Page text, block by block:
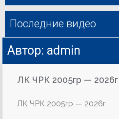
Автор: admin
ЛК ЧРК 2005гр — 2026г
ЛК ЧРК 2005гр — 2026г
Последние видео